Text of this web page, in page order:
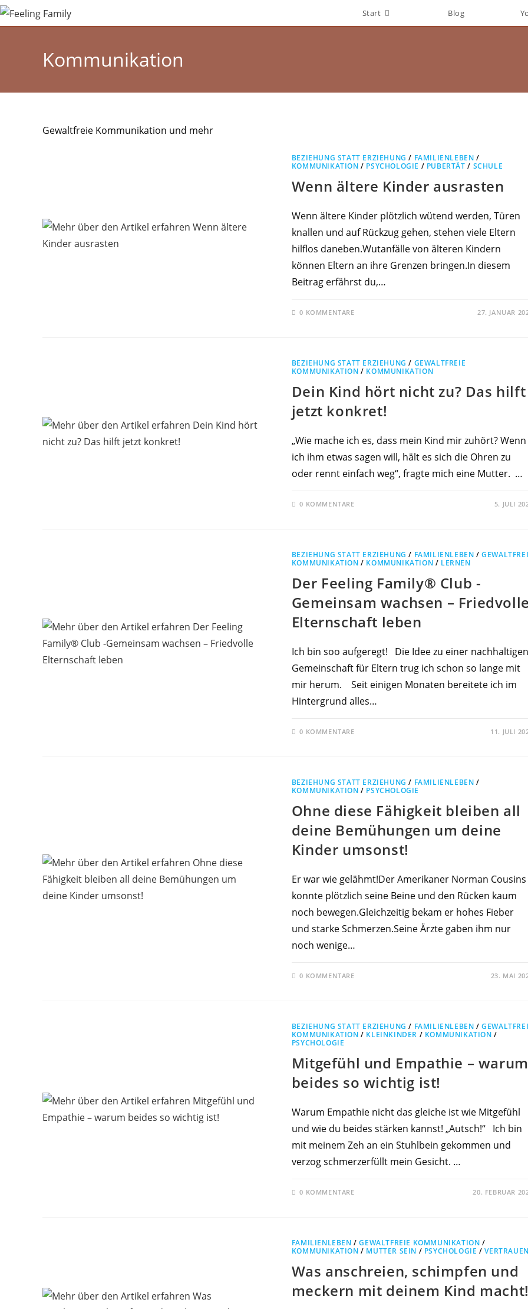
Zum
Start Blog
Kommunikation
Gewaltfreie Kommunikation und mehr
BEZIEHUNG STATT ERZIEHUNG / FAMILIENLEBEN /
KOMMUNIKATION / PSYCHOLOGIE / PUBERTÄT / SCHULE
Wenn ältere Kinder ausrasten
Wenn ältere Kinder plötzlich wütend werden, Türen
knallen und auf Rückzug gehen, stehen viele Eltern
hilflos daneben.Wutanfälle von älteren Kindern
können Eltern an ihre Grenzen bringen.In diesem
Beitrag erfährst du,…
0 KOMMENTARE 27. JANUAR
BEZIEHUNG STATT ERZIEHUNG / GEWALTFREIE
KOMMUNIKATION / KOMMUNIKATION
Dein Kind hört nicht zu? Das hilft
jetzt konkret!
„Wie mache ich es, dass mein Kind mir zuhört? Wenn
ich ihm etwas sagen will, hält es sich die Ohren zu
oder rennt einfach weg“, fragte mich eine Mutter. …
0 KOMMENTARE 5. JULI
BEZIEHUNG STATT ERZIEHUNG / FAMILIENLEBEN /
KOMMUNIKATION / KOMMUNIKATION / LERNEN
Der Feeling Family® Club -
Gemeinsam wachsen – Friedvolle
Elternschaft leben
Ich bin soo aufgeregt! Die Idee zu einer nachhaltigen
Gemeinschaft für Eltern trug ich schon so lange mit
mir herum. Seit einigen Monaten bereitete ich im
Hintergrund alles…
0 KOMMENTARE 11. JULI
BEZIEHUNG STATT ERZIEHUNG / FAMILIENLEBEN /
KOMMUNIKATION / PSYCHOLOGIE
Ohne diese Fähigkeit bleiben all
deine Bemühungen um deine
Kinder umsonst!
Er war wie gelähmt!Der Amerikaner Norman Cousins
konnte plötzlich seine Beine und den Rücken kaum
noch bewegen.Gleichzeitig bekam er hohes Fieber
und starke Schmerzen.Seine Ärzte gaben ihm nur
noch wenige…
0 KOMMENTARE 23. MAI
BEZIEHUNG STATT ERZIEHUNG / FAMILIENLEBEN /
KOMMUNIKATION / KLEINKINDER / KOMMUNIKATION /
PSYCHOLOGIE
Mitgefühl und Empathie – warum
beides so wichtig ist!
Warum Empathie nicht das gleiche ist wie Mitgefühl
und wie du beides stärken kannst! „Autsch!“ Ich bin
mit meinem Zeh an ein Stuhlbein gekommen und
verzog schmerzerfüllt mein Gesicht. …
0 KOMMENTARE 20. FEBRUAR
FAMILIENLEBEN /GEWALTFREIE KOMMUNIKATION /
KOMMUNIKATION / MUTTER SEIN / PSYCHOLOGIE /VERTRAUEN
Was anschreien, schimpfen und
meckern mit deinem Kind macht!